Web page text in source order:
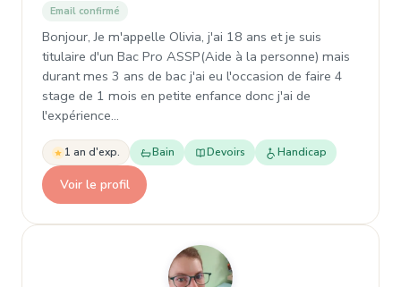
Email confirmé
Bonjour, Je m'appelle Olivia, j'ai 18 ans et je suis
titulaire d'un Bac Pro ASSP(Aide à la personne) mais
durant mes 3 ans de bac j'ai eu l'occasion de faire 4
stage de 1 mois en petite enfance donc j'ai de
l'expérience…
1 an d'exp. Bain Devoirs Handicap
Voir le profil